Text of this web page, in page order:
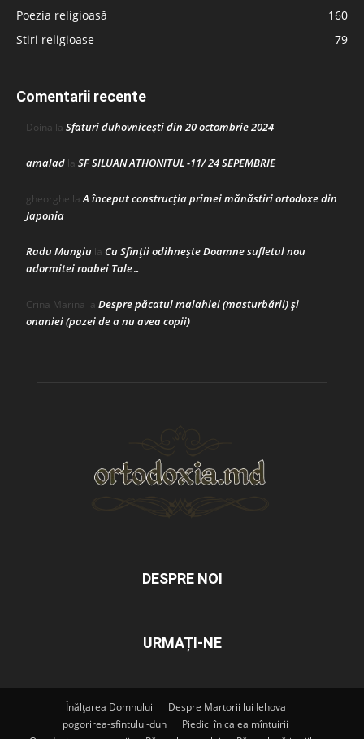
Poezia religioasă
160
Stiri religioase
79
Comentarii recente
Doina la Sfaturi duhovnicești din 20 octombrie 2024
amalad la SF SILUAN ATHONITUL -11/ 24 SEPEMBRIE
gheorghe laA început construcţia primei mănăstiri ortodoxe din
Japonia
Radu Mungiu la Cu Sfinții odihnește Doamne sufletul nou
adormitei roabei Tale…
Crina Marina la Despre păcatul malahiei (masturbării) şi
onaniei (pazei de a nu avea copii)
DESPRE NOI
URMAȚI-NE
Înălțarea Domnului
Despre Martorii lui Iehova
pogorirea-sfintului-duh
Piedici în calea mîntuirii